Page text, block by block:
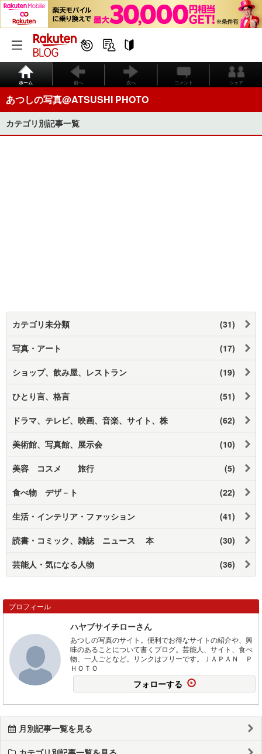
ホーム 前へ 次へ コメント シェア
あつしの写真@ATSUSHI PHOTO
カテゴリ別記事一覧
カテゴリ未分類 (31)
写真・アート (17)
ショップ、飲み屋、レストラン (19)
ひとり言、格言 (51)
ドラマ、テレビ、映画、音楽、サイト、株 (62)
美術館、写真館、展示会 (10)
美容 コスメ 旅行 (5)
食べ物 デザ－ト (22)
生活・インテリア・ファッション (41)
読書・コミック、雑誌 ニュース 本 (30)
芸能人・気になる人物 (36)
プロフィール
ハヤブサイチローさん
あつしの写真のサイト。便利でお得なサイトの紹介や、興
味のあることについて書くブログ。芸能人、サイト、食べ
物、一人ごとなど。リンクはフリーです。ＪＡＰＡＮ Ｐ
ＨＯＴＯ
フォローする
月別記事一覧を見る